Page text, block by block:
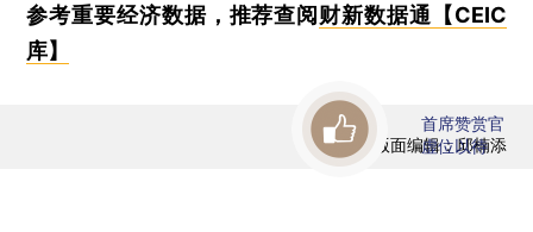
参考重要经济数据，推荐查阅 财新数据通【CEIC
库】
版面编辑：邱楠添
首席赞赏官
虚位以待